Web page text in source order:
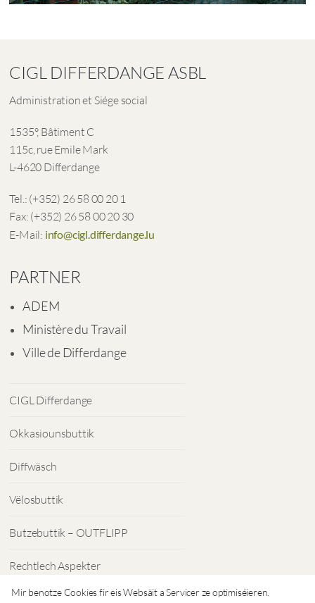
Mir benotze Cookies fir eis Websäit a Servicer ze optimiséieren.
CIGL DIFFERDANGE ASBL
Administration et Siége social
1535°, Bâtiment C
115c, rue Emile Mark
L-4620 Differdange
Tel.: (+352) 26 58 00 20 1
Fax: (+352) 26 58 00 20 30
E-Mail: info@cigl.differdange.lu
PARTNER
ADEM
Ministère du Travail
Ville de Differdange
CIGL Differdange
Okkasiounsbuttik
Diffwäsch
Vëlosbuttik
Butzebuttik – OUTFLIPP
Rechtlech Aspekter
Dateschutz